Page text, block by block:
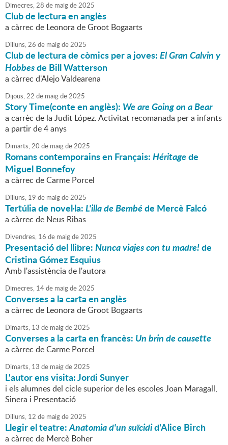
Dimecres,28 de maigde2025
Club de lectura en anglès
a càrrec de Leonora de Groot Bogaarts
Dilluns,26 de maigde2025
Club de lectura de còmics per a joves:El Gran Calvin y
Hobbesde Bill Watterson
a càrrec d'Alejo Valdearena
Dijous,22 de maigde2025
Story Time(conte en anglès): We are Going on a Bear
a carrèc de la Judit López. Activitat recomanada per a infants
a partir de 4 anys
Dimarts,20 de maigde2025
Romans contemporains en Français:Héritagede
Miguel Bonnefoy
a càrrec de Carme Porcel
Dilluns, 19 de maigde2025
Tertúlia de novel·la:L'illa de Bembéde Mercè Falcó
a càrrec de Neus Ribas
Divendres, 16 de maigde2025
Presentació del llibre:Nunca viajes con tu madre!de
Cristina Gómez Esquius
Amb l'assistència de l'autora
Dimecres, 14de maigde2025
Converses a la carta en anglès
a càrrec de Leonora de Groot Bogaarts
Dimarts, 13 de maigde2025
Converses a la carta en francès: Un brin de causette
a càrrec de Carme Porcel
Dimarts, 13 de maigde2025
L'autor ens visita: Jordi Sunyer
i els alumnes del cicle superior de les escoles Joan Maragall,
Sinera i Presentació
Dilluns, 12 de maigde2025
Llegir el teatre:Anatomia d'un suïcidid'Alice Birch
a càrrec de Mercè Boher